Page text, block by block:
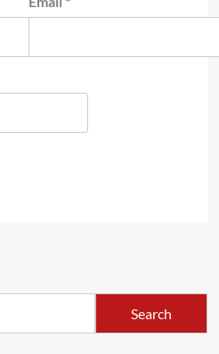
Search